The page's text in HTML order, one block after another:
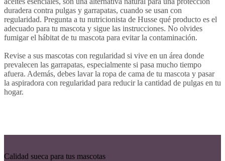
duradera contra pulgas y garrapatas, cuando se usan con
regularidad. Pregunta a tu nutricionista de Husse qué producto es el
adecuado para tu mascota y sigue las instrucciones. No olvides
fumigar el hábitat de tu mascota para evitar la contaminación.
Revise a sus mascotas con regularidad si vive en un área donde
prevalecen las garrapatas, especialmente si pasa mucho tiempo
afuera. Además, debes lavar la ropa de cama de tu mascota y pasar
la aspiradora con regularidad para reducir la cantidad de pulgas en tu
hogar.
Calidad sueca para tus mascotas